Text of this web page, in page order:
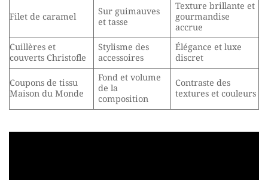
Filet de caramel
Sur guimauves
et tasse
Texture brillante et
gourmandise
accrue
Cuillères et
couverts Christofle
Stylisme des
accessoires
Élégance et luxe
discret
Coupons de tissu
Maison du Monde
Fond et volume
de la
composition
Contraste des
textures et couleurs